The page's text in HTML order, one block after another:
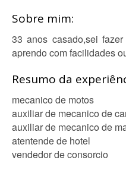
Sobre mim:
33 anos casado,sei
aprendo com facilidades
Resumo da
mecanico de motos
auxiliar de mecanico de
auxiliar de mecanico de
atentende de hotel
vendedor de consorcio